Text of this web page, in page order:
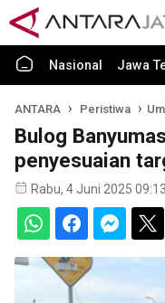
Nasional Jawa
ANTARA Peristiwa
Bulog
penyesuaian
Rabu, 4 Juni 2025